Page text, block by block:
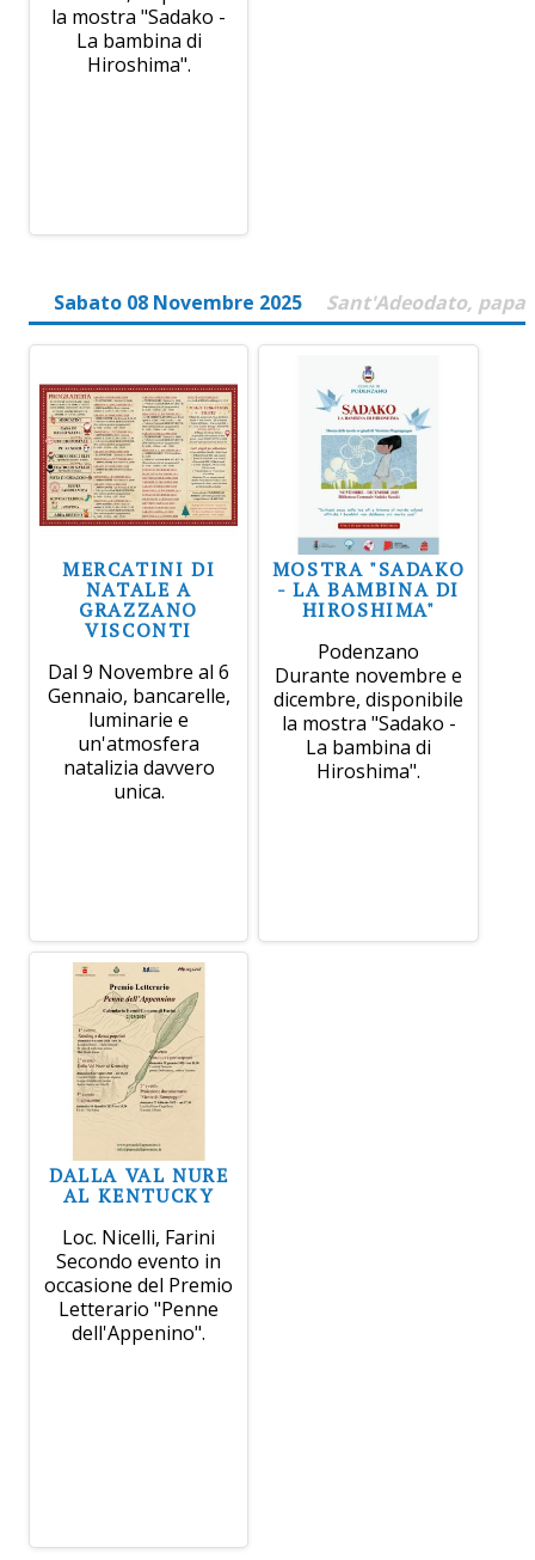
la mostra "Sadako -
La bambina di
Hiroshima".
Sabato 08 Novembre 2025 Sant'Adeodato, papa
MERCATINI DI
NATALE A
GRAZZANO
VISCONTI
Dal 9 Novembre al 6
Gennaio, bancarelle,
luminarie e
un'atmosfera
natalizia davvero
unica.
MOSTRA "SADAKO
- LA BAMBINA DI
HIROSHIMA"
Podenzano
Durante novembre e
dicembre, disponibile
la mostra "Sadako -
La bambina di
Hiroshima".
DALLA VAL NURE
AL KENTUCKY
Loc. Nicelli, Farini
Secondo evento in
occasione del Premio
Letterario "Penne
dell'Appenino".